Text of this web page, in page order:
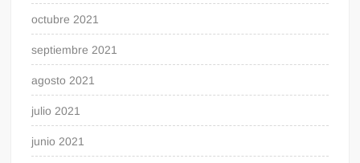
octubre 2021
septiembre 2021
agosto 2021
julio 2021
junio 2021